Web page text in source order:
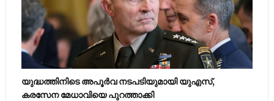
യുദ്ധത്തിനിടെ അപൂർവ നടപടിയുമായി യുഎസ്,
കരസേന മേധാവിയെ പുറത്താക്കി